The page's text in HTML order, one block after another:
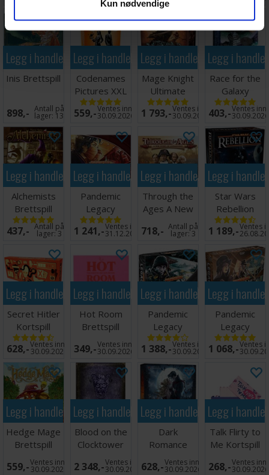
Kun nødvendige
Cas
Legg i handlekurven
Inis Brettspill
898,- Antall på
lager: 13
Legg i handlekurven
Codenames
Pictures XXL
Kortspill
559,-Ventes inn
30.09.2026
Legg i handlekurven
Mage Knight
Ultimate
Edition
Brettspill
1 793,-Ventes inn
30.09.2026
Legg i
Race for the
Galaxy
Brettspill
403,-Ventes inn
30.09.2026
Legg i handlekurven
Alchemists
Brettspill
437,- Antall på
lager:3
Legg i handlekurven
Pandemic
Legacy
Season 1 Red
Brettspill
1 241,-Ventes inn
31.12.2026
Legg i handlekurven
Through the
Ages A New
Story
Brettspill
718,- Antall på
lager:3
Legg i
Star Wars
Rebellion
Brettspill
1 189,-Ventes
Legg i handlekurven
Secret Hitler
Kortspill
628,-Ventes inn
30.09.2026
Legg i handlekurven
Hot Room
Brettspill
349,-Ventes inn
30.09.2026
Legg i handlekurven
Pandemic
Legacy
Season 2
Black Brettspil
1 388,-Ventes inn
30.09.2026
Legg i
Pandemic
Legacy
Season 0
Brettspill
1 068,-Ventes
Legg i handlekurven
Hedge Mage
Brettspill
559,-Ventes inn
30.09.2026
Legg i handlekurven
Blood on the
Clocktower
Brettspill
2 348,-Ventes inn
30.09.2026
Legg i handlekurven
Dark
Romance
Brettspill
628,-Ventes inn
30.09.2026
Legg i
Talk Flirty to
Me Kortspill
268,-Ventes inn
30.09.2026